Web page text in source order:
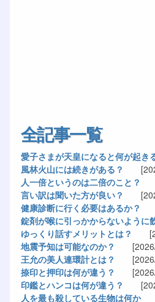
全記事一覧
愛子さまが天皇になると何が起き
風林火山には続きがある？
人一倍というのは二倍のこと？
言い訳は聞いた方が良い？
健康診断に行く必要はあるか？
錠剤が喉に引っかからないように
ゆっくり話すメリットとは？
地震予知は可能なのか？
[2026/
王允の美人連環計とは？
[2026/
捺印と押印は何が違う？
[2026/
印鑑とハンコは何が違う？
人を最も殺している生物は何か